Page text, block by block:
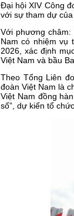
Đại hội XIV Công
với sự tham dự
Với phương
Nam có nhiệm vụ
2026, xác định
Việt Nam và bầu
Theo Tổng Liên
đoàn Việt Nam là
Việt Nam đồng
số”, dự kiến tổ